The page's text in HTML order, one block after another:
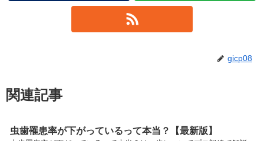
gicp08
関連記事
虫歯罹患率が下がっているって本当？【最新版】